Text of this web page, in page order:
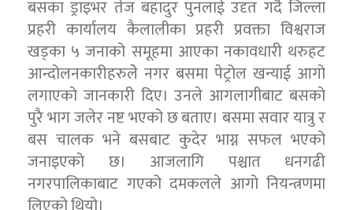
बसका ड्राइभर तेज बहादुर पुनलाई उदृत गर्दै जिल्ला
प्रहरी कार्यालय कैलालीका प्रहरी प्रवक्ता विश्वराज
खड्का ५ जनाको समूहमा आएका नकावधारी थरुहट
आन्दोलनकारीहरुलेे नगर बसमा पेट्रोल खन्याई आगो
लगाएको जानकारी दिए। उनले आगलागीबाट बसको
पुरै भाग जलेर नष्ट भएको छ बताए। बसमा सवार यात्रु र
बस चालक भने बसबाट कुदेर भाग्न सफल भएको
जनाइएको छ। आजलागि पश्चात धनगढी
नगरपालिकाबाट गएको दमकलले आगो नियन्त्रणमा